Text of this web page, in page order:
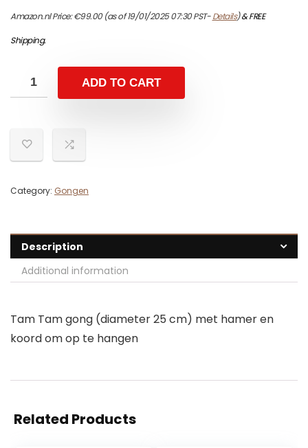
Amazon.nl Price:€99.00(as of 19/01/2025 07:30 PST-Details)&FREE
Shipping.
ADD TO CART
Category: Gongen
Description
Additional information
Tam Tam gong (diameter 25 cm) met hamer en
koord om op te hangen
Related Products